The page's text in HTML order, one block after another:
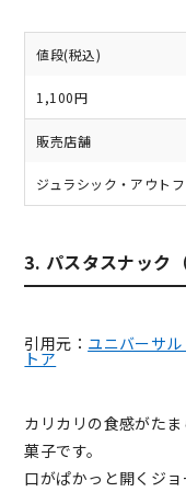
値段(税込)
1,100円
販売店舗
ジュラシック・アウト
3. パスタスナック
引用元： ユニバーサ
トア
カリカリの食感がた
菓子です。
口がぱかっと開くジ